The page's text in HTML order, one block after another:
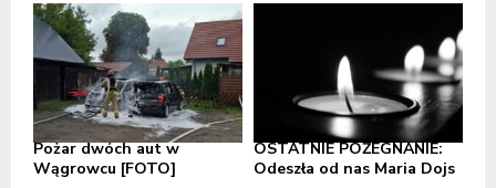
Pożar dwóch aut w
Wągrowcu [FOTO]
OSTATNIE POŻEGNANIE:
Odeszła od nas Maria Dojs